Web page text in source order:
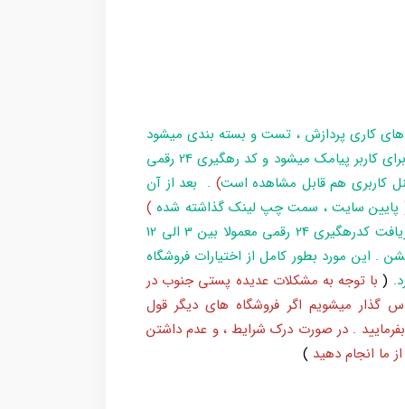
های کاری پردازش ، تست و بسته بندی میشود
و در زمان آماده سازی تا تحویل بارکد ، مراحل برای کاربر پیامک میشود و کد رهگیری 24 رقمی
کاربری هم قابل مشاهده است) . بعد از آن
پایین سایت ، سمت چپ لینک گذاشته شده )
و یا شماره 193 با پست پیگیری کند . بعد از دریافت کدرهگیری 24 رقمی معمولا بین 3 الی 12
. این مورد بطور کامل از اختیارات فروشگاه
.
(با توجه به مشکلات عدیده پستی جنوب در
گذار میشویم اگر فروشگاه های دیگر قول
. در صورت درک شرایط ، و عدم داشتن
ما انجام دهید )